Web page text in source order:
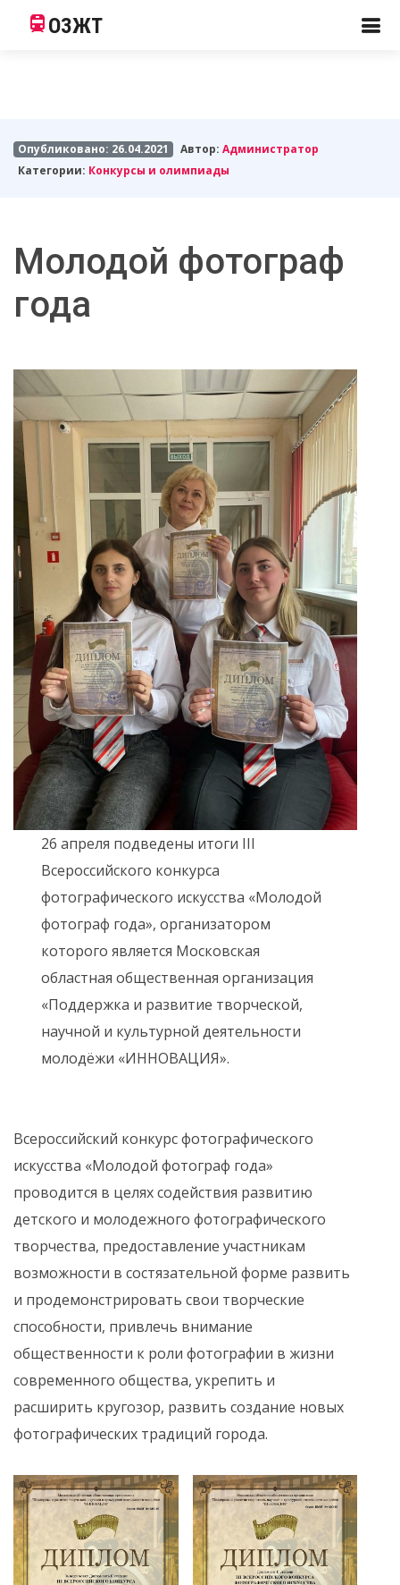
ОЗЖТ
Опубликовано: 26.04.2021 Автор:Администратор
Категории: Конкурсы и олимпиады
Молодой фотограф
года
26 апреля подведены итоги III
Всероссийского конкурса
фотографического искусства «Молодой
фотограф года», организатором
которого является Московская
областная общественная организация
«Поддержка и развитие творческой,
научной и культурной деятельности
молодёжи «ИННОВАЦИЯ».
Всероссийский конкурс фотографического
искусства «Молодой фотограф года»
проводится в целях содействия развитию
детского и молодежного фотографического
творчества, предоставление участникам
возможности в состязательной форме развить
и продемонстрировать свои творческие
способности, привлечь внимание
общественности к роли фотографии в жизни
современного общества, укрепить и
расширить кругозор, развить создание новых
фотографических традиций города.